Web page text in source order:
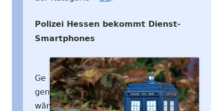
Polizei Hessen bekommt Dienst-
Smartphones
Ge
gen
wär